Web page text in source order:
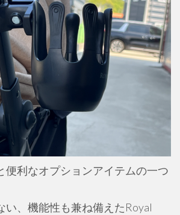
便利なオプションアイテムの一つ
い、機能性も兼ね備えたRoyal